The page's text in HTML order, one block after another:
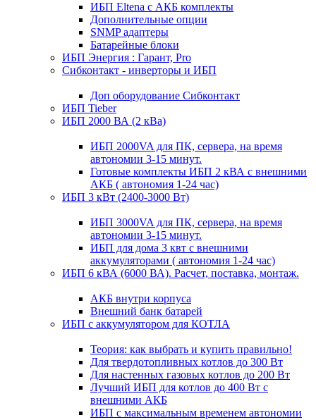
ИБП Eltena с АКБ комплекты
Дополнительные опции
SNMP адаптеры
Батарейные блоки
ИБП Энергия : Гарант, Pro
Сибконтакт - инверторы и ИБП
Доп оборудование Сибконтакт
ИБП Tieber
ИБП 2000 ВА (2 кВа)
ИБП 2000VA для ПК, сервера, на время
автономии 3-15 минут.
Готовые комплекты ИБП 2 кВА с внешними
АКБ ( автономия 1-24 час)
ИБП 3 кВт (2400-3000 Вт)
ИБП 3000VA для ПК, сервера, на время
автономии 3-15 минут.
ИБП для дома 3 квт с внешними
аккумуляторами ( автономия 1-24 час)
ИБП 6 кВА (6000 ВА). Расчет, поставка, монтаж.
АКБ внутри корпуса
Внешний банк батарей
ИБП с аккумулятором для КОТЛА
Теория: как выбрать и купить правильно!
Для твердотопливных котлов до 300 Вт
Для настенных газовых котлов до 200 Вт
Лучший ИБП для котлов до 400 Вт с
внешними АКБ
ИБП с максимальным временем автономии